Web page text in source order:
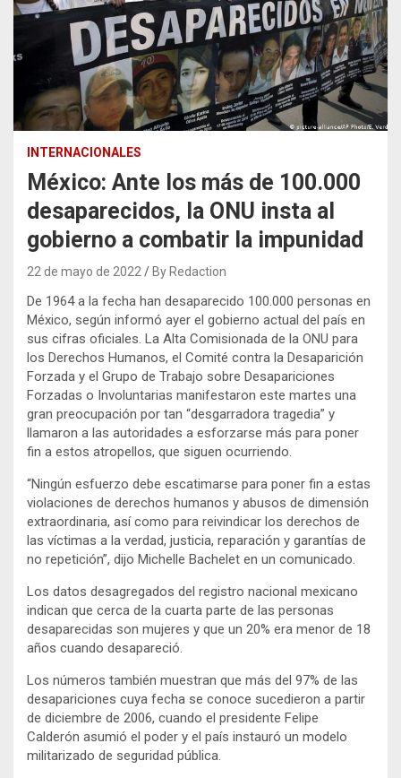
INTERNACIONALES
México: Ante los más de 100.000
desaparecidos, la ONU insta al
gobierno a combatir la impunidad
22 de mayo de 2022 By Redaction
De 1964 a la fecha han desaparecido 100.000 personas en
México, según informó ayer el gobierno actual del país en
sus cifras oficiales. La Alta Comisionada de la ONU para
los Derechos Humanos, el Comité contra la Desaparición
Forzada y el Grupo de Trabajo sobre Desapariciones
Forzadas o Involuntarias manifestaron este martes una
gran preocupación por tan “desgarradora tragedia” y
llamaron a las autoridades a esforzarse más para poner
fin a estos atropellos, que siguen ocurriendo.
“Ningún esfuerzo debe escatimarse para poner fin a estas
violaciones de derechos humanos y abusos de dimensión
extraordinaria, así como para reivindicar los derechos de
las víctimas a la verdad, justicia, reparación y garantías de
no repetición”, dijo Michelle Bachelet en un comunicado.
Los datos desagregados del registro nacional mexicano
indican que cerca de la cuarta parte de las personas
desaparecidas son mujeres y que un 20% era menor de 18
años cuando desapareció.
Los números también muestran que más del 97% de las
desapariciones cuya fecha se conoce sucedieron a partir
de diciembre de 2006, cuando el presidente Felipe
Calderón asumió el poder y el país instauró un modelo
militarizado de seguridad pública.